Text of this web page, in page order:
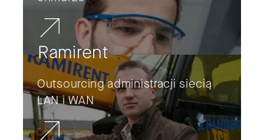
Ramirent
Outsourcing administracji siecią
LAN i WAN